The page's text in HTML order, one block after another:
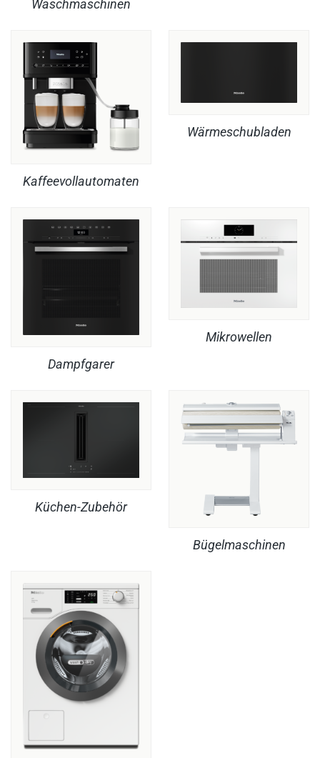
Waschmaschinen
Kaffeevollautomaten
Wärmeschubladen
Dampfgarer
Mikrowellen
Küchen-Zubehör
Bügelmaschinen